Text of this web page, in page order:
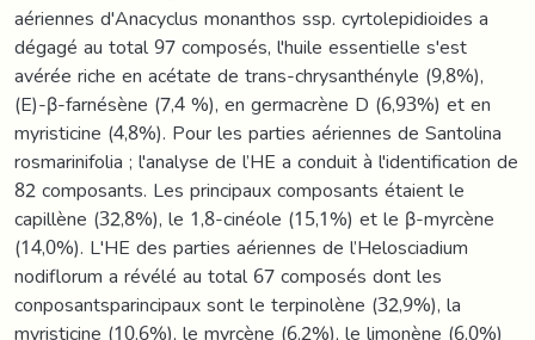
aériennes d'Anacyclus monanthos ssp. cyrtolepidioides a
dégagé au total 97 composés, l'huile essentielle s'est
avérée riche en acétate de trans-chrysanthényle (9,8%),
(E)-β-farnésène (7,4 %), en germacrène D (6,93%) et en
myristicine (4,8%). Pour les parties aériennes de Santolina
rosmarinifolia ; l'analyse de l’HE a conduit à l'identification de
82 composants. Les principaux composants étaient le
capillène (32,8%), le 1,8-cinéole (15,1%) et le β-myrcène
(14,0%). L'HE des parties aériennes de l’Helosciadium
nodiflorum a révélé au total 67 composés dont les
conposantsparincipaux sont le terpinolène (32,9%), la